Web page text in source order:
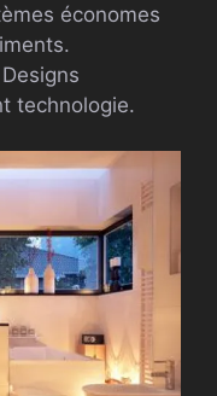
économes
Designs
technologie.